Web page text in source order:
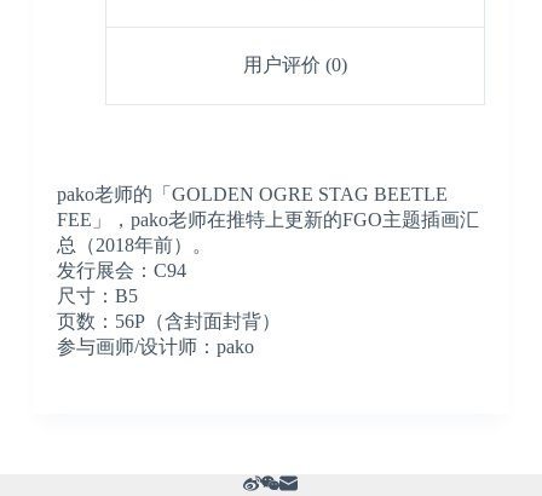
用户评价 (0)
pako老师的「GOLDEN OGRE STAG BEETLE
FEE」，pako老师在推特上更新的FGO主题插画汇
总（2018年前）。
发行展会：C94
尺寸：B5
页数：56P（含封面封背）
参与画师/设计师：pako